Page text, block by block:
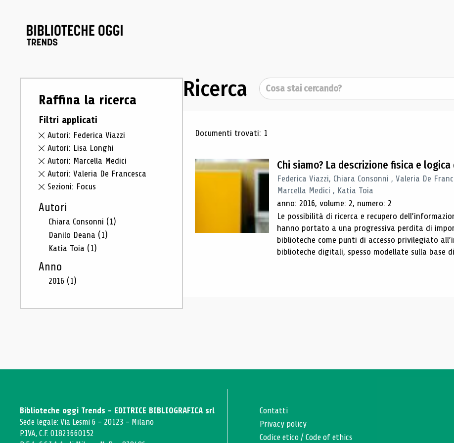
Raffina la ricerca
Filtri applicati
Autori: Federica Viazzi
Autori: Lisa Longhi
Autori: Marcella Medici
Autori: Valeria De Francesca
Sezioni: Focus
Autori
Chiara Consonni (1)
Danilo Deana (1)
Katia Toia (1)
Anno
2016 (1)
Ricerca Cerca
Risultati di ricerca
Documenti trovati: 1
Chi siamo? La descrizione fisica e
Federica Viazzi, Chiara Consonni , Valeria De
Marcella Medici , Katia Toia
anno: 2016, volume: 2, numero: 2
Le possibilità di ricerca e recupero
hanno portato a una progressiva perdita di
biblioteche come punti di accesso privilegiato
biblioteche digitali, spesso modellate sulla base
Biblioteche oggi Trends - EDITRICE BIBLIOGRAFICA srl
Sede legale: Via Lesmi 6 - 20123 - Milano
P.IVA, C.F. 01823660152
Contatti
Privacy policy
Codice etico /Code of ethics